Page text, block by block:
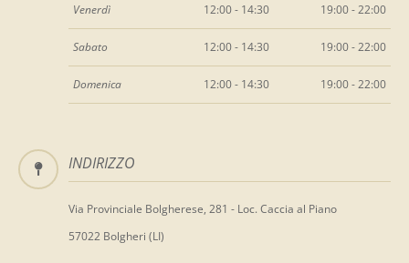
Venerdì 12:00 - 14:30 19:00 - 22:00
Sabato 12:00 - 14:30 19:00 - 22:00
Domenica 12:00 - 14:30 19:00 - 22:00
INDIRIZZO
Via Provinciale Bolgherese, 281 - Loc. Caccia al Piano
57022 Bolgheri (LI)